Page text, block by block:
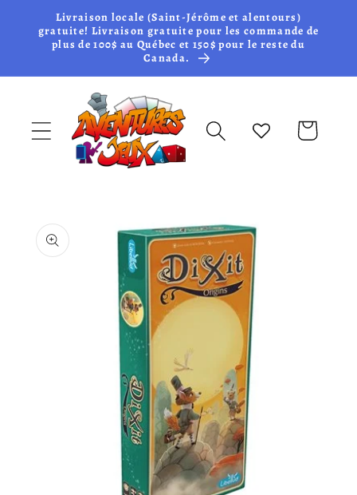
et passer
au
contenu
Livraison locale (Saint-Jérôme et alentours)
gratuite! Livraison gratuite pour les commande de
plus de 100$ au Québec et 150$ pour le reste du
Canada.
Panier
informations
produits